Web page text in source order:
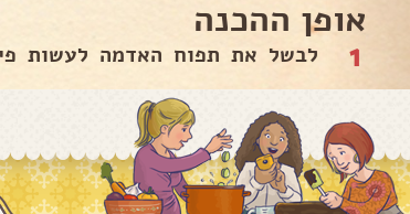
אופן ההכנה
1 לבשל את תפוח האדמה לעשות